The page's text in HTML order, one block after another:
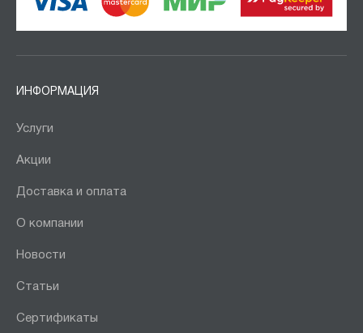
ИНФОРМАЦИЯ
Услуги
Акции
Доставка и оплата
О компании
Новости
Статьи
Сертификаты